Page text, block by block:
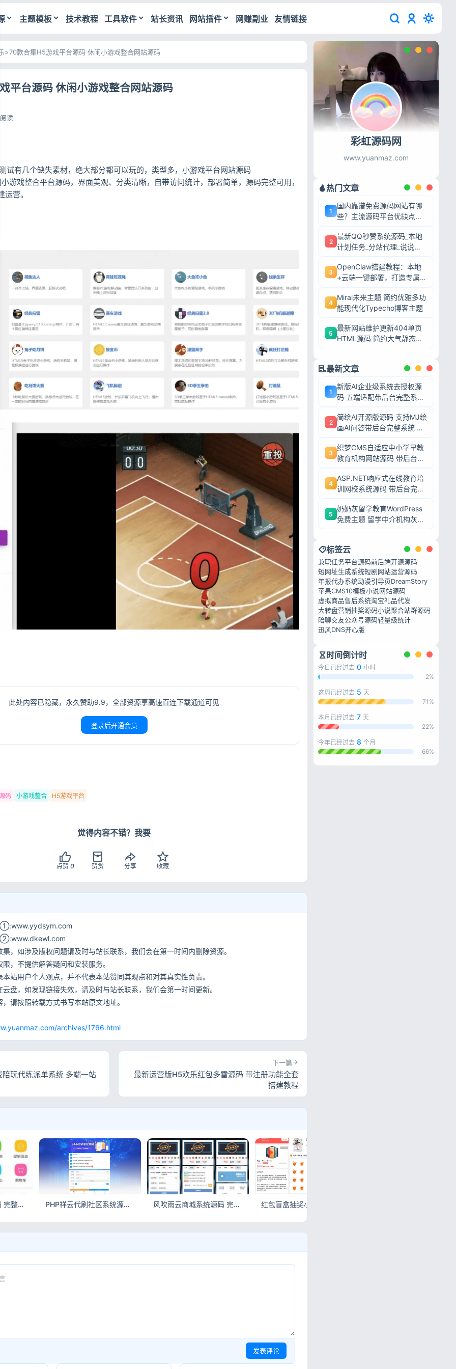
主题模板 技术教程 工具软件 站长资讯 网站插件 网赚副业 友情链接
>70款合集H5游戏平台源码 休闲小游戏整合网站源码
平台源码 休闲小游戏整合网站源码
读
试有几个缺失素材，绝大部分都可以玩的，类型多，小游戏平台网站源码
游戏整合平台源码，界面美观、分类清晰，自带访问统计，部署简单，源码完整可用，
营。
此处内容已隐藏，永久赞助9.9，全部资源享高速直连下载通道可见
登录后开通会员
码 小游戏整合 H5游戏平台
觉得内容不错？我要
点赞 0 赞赏 分享 收藏
①:www.yydsym.com
②:www.dkewl.com
，如涉及版权问题请及时与站长联系，我们会在第一时间内删除资源。
，不提供解答疑问和安装服务。
站用户个人观点，并不代表本站赞同其观点和对其真实性负责。
盘，如发现链接失效，请及时与站长联系，我们会第一时间更新。
请按照转载方式书写本站原文地址。
archives/1766.html
玩代练派单系统 多端一站
下一篇
最新运营版H5欢乐红包多雷源码 带注册功能全套
搭建教程
仿淘宝商城网站源码 完整电商系统附带搭建教程 PHP祥云代刷社区系统源码 自助下单含21套前台模板 风吹雨云商城系统源码 完整电商程序可直接搭建运营
发表评论
彩虹源码网
www.yuanmaz.com
热门文章
1
国内靠谱免费源码网站有哪
些？主流源码平台优缺点深
2
最新QQ秒赞系统源码_本地
计划任务_分站代理_说说赞
3
OpenClaw搭建教程：本地
+云端一键部署，打造专属AI
4
Mirai未来主题 简约优雅多功
能现代化Typecho博客主题
5
最新网站维护更新404单页
HTML源码 简约大气静态模
最新文章
1
新版AI企业级系统去授权源
码 五端适配带后台完整系统
2
简绘AI开源版源码 支持MJ绘
画AI问答带后台完整系统 可
3
织梦CMS自适应中小学早教
教育机构网站源码 带后台完
4
ASP.NET响应式在线教育培
训网校系统源码 带后台完整
5
奶奶灰留学教育WordPress
免费主题 留学中介机构灰色
标签云
兼职任务平台源码前后端开源源码
短网址生成系统短剧网站运营源码
年报代办系统动漫引导页DreamStory
苹果CMS10模板小说网站源码
虚拟商品售后系统淘宝礼品代发
大转盘营销抽奖源码小说聚合站群源码
陪聊交友公众号源码轻量级统计
迅风DNS开心版
时间倒计时
今日已经过去 0 小时
2%
这周已经过去 5 天
71%
本月已经过去 7 天
22%
今年已经过去 8 个月
66%
登录